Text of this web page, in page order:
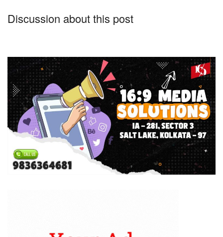
Discussion about this post